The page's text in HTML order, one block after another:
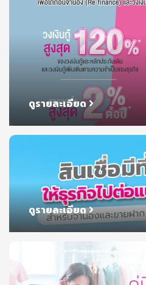
ดูรายละเอียด
ดูรายละเอียด